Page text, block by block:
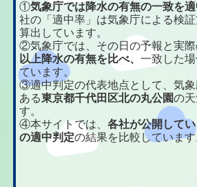
①気象庁では降水の有無の一致を
社の「適中率」は気象庁による検
算出しています。
②気象庁では、その日の予報と実
以上降水の有無を比べ、一致した
ています。
③適中判定の代表地点として、気
ある東京都千代田区北の丸公園の
す。
④本サイトでは、各社が公開して
の適中判定の結果を比較しています